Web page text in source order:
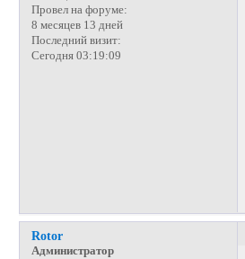
Провел на форуме:
8 месяцев 13 дней
Последний визит:
Сегодня 03:19:09
Rotor
Администратор